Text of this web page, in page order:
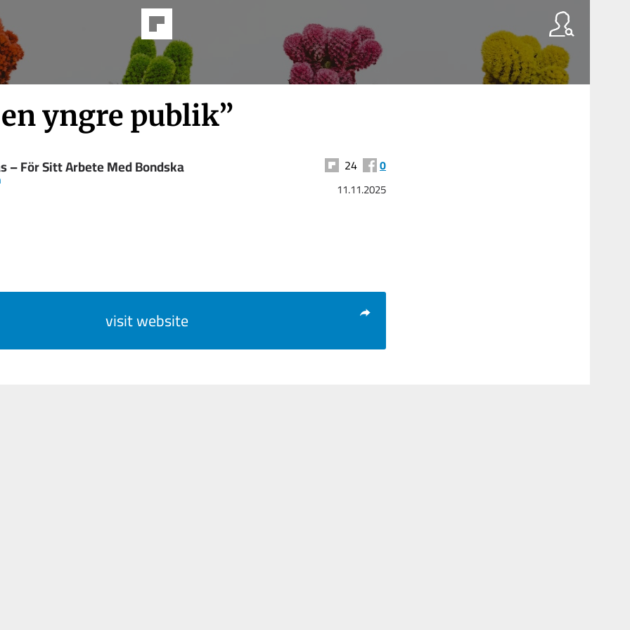
yngre publik”
– För Sitt Arbete Med Bondska 24 0
11.11.2025
visit website